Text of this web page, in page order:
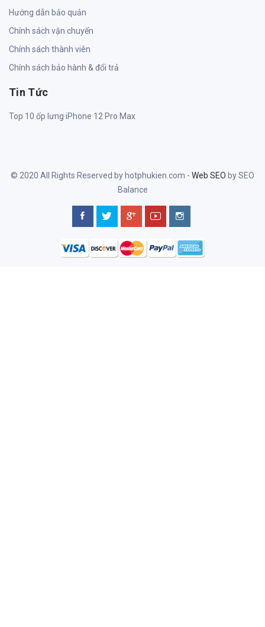
Hướng dẫn bảo quản
Chính sách vận chuyển
Chính sách thành viên
Chính sách bảo hành & đổi trả
Tin Tức
Top 10 ốp lưng iPhone 12 Pro Max
© 2020 All Rights Reserved by hotphukien.com - Web SEO by SEO
Balance